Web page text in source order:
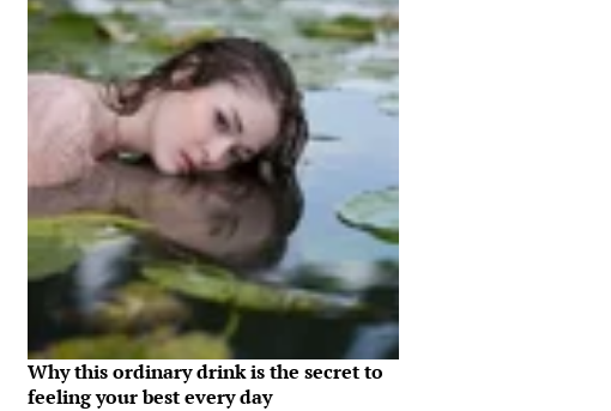
Why this ordinary drink is the secret to
feeling your best every day